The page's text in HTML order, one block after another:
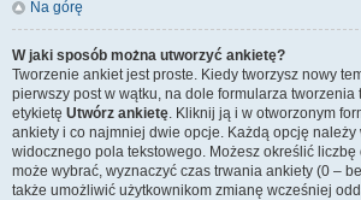
Na górę
W jaki sposób można utworzyć ankietę?
Tworzenie ankiet jest proste. Kiedy tworzysz nowy
pierwszy post w wątku, na dole formularza
etykietę Utwórz ankietę. Kliknij ją i w otworzonym
ankiety i co najmniej dwie opcje. Każdą opcję
widocznego pola tekstowego. Możesz określić
może wybrać, wyznaczyć czas trwania ankiety (0 –
także umożliwić użytkownikom zmianę wcześniej